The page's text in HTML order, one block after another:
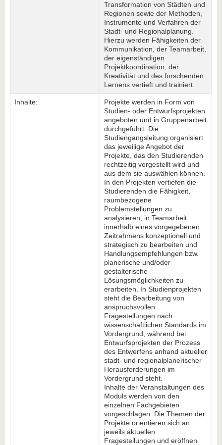
Transformation von Städten und
Regionen sowie der Methoden,
Instrumente und Verfahren der
Stadt- und Regionalplanung.
Hierzu werden Fähigkeiten der
Kommunikation, der Teamarbeit,
der eigenständigen
Projektkoordination, der
Kreativität und des forschenden
Lernens vertieft und trainiert.
Inhalte:
Projekte werden in Form von
Studien- oder Entwurfsprojekten
angeboten und in Gruppenarbeit
durchgeführt. Die
Studiengangsleitung organisiert
das jeweilige Angebot der
Projekte, das den Studierenden
rechtzeitig vorgestellt wird und
aus dem sie auswählen können.
In den Projekten vertiefen die
Studierenden die Fähigkeit,
raumbezogene
Problemstellungen zu
analysieren, in Teamarbeit
innerhalb eines vorgegebenen
Zeitrahmens konzeptionell und
strategisch zu bearbeiten und
Handlungsempfehlungen bzw.
planerische und/oder
gestalterische
Lösungsmöglichkeiten zu
erarbeiten. In Studienprojekten
steht die Bearbeitung von
anspruchsvollen
Fragestellungen nach
wissenschaftlichen Standards im
Vordergrund, während bei
Entwurfsprojekten der Prozess
des Entwerfens anhand aktueller
stadt- und regionalplanerischer
Herausforderungen im
Vordergrund steht.
Inhalte der Veranstaltungen des
Moduls werden von den
einzelnen Fachgebieten
vorgeschlagen. Die Themen der
Projekte orientieren sich an
jeweils aktuellen
Fragestellungen und eröffnen